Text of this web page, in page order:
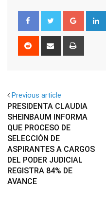
Google+
Reddit
Share
Previous article
PRESIDENTA CLAUDIA
SHEINBAUM INFORMA
QUE PROCESO DE
SELECCIÓN DE
ASPIRANTES A CARGOS
DEL PODER JUDICIAL
REGISTRA 84% DE
AVANCE